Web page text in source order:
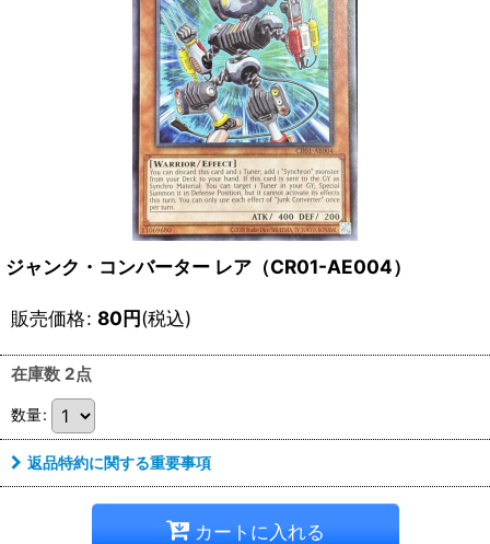
ジャンク・コンバーター レア（CR01-AE004）
販売価格: 80円(税込)
在庫数 2点
数量:
返品特約に関する重要事項
カートに入れる